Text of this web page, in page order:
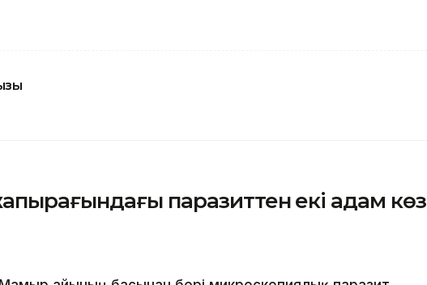
паразиттен екі адам көз